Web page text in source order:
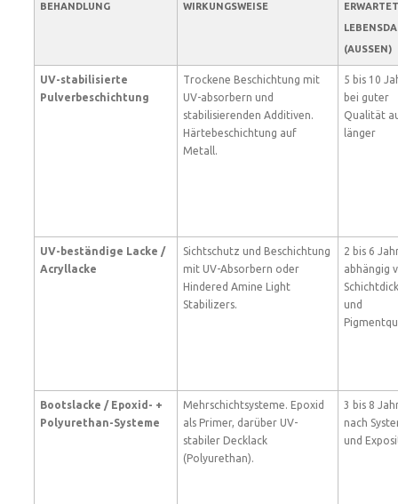
BEHANDLUNG WIRKUNGSWEISE
(AUSSEN)
UV-stabilisierte
Pulverbeschichtung
Trockene Beschichtung mit
UV-absorbern und
stabilisierenden Additiven.
Härtebeschichtung auf
Metall.
5 bis 10
bei guter
Qualität
länger
UV-beständige Lacke /
Acryllacke
Sichtschutz und Beschichtung
mit UV-Absorbern oder
Hindered Amine Light
Stabilizers.
2 bis 6
abhängig
und
Bootslacke / Epoxid- +
Polyurethan-Systeme
Mehrschichtsysteme. Epoxid
als Primer, darüber UV-
stabiler Decklack
(Polyurethan).
3 bis 8
nach
und